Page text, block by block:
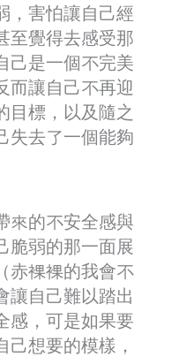
，害怕讓自己經
至覺得去感受那
己是一個不完美
而讓自己不再迎
目標，以及隨之
失去了一個能夠
來的不安全感與
脆弱的那一面展
赤裸裸的我會不
讓自己難以踏出
感，可是如果要
想要的模樣，